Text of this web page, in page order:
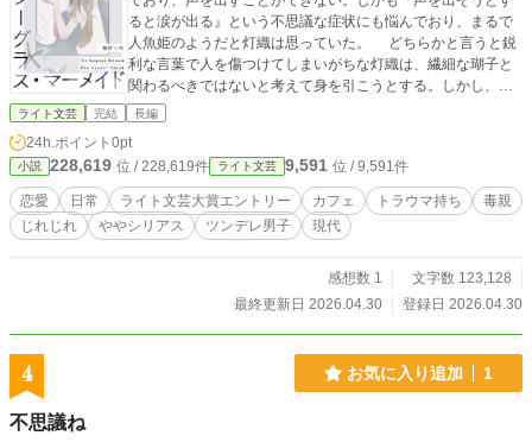
ると涙が出る』という不思議な症状にも悩んでおり、まるで
人魚姫のようだと灯織は思っていた。 どちらかと言うと鋭
利な言葉で人を傷つけてしまいがちな灯織は、繊細な瑚子と
関わるべきではないと考えて身を引こうとする。しかし、瑚
子の内面や事情を知っていくにつれ、彼女が流す涙に閉じ込
方で、灯織もまた、自分自身の家庭に問題とトラウマを抱え
ており……。 ガラス片のように鋭利な心の角を丸めて宝石
になろうとした二人が、愛を手放し、泡になるまでのお話。
ライト文芸 完結 長編
24h.ポイント 0pt
小説 228,619 位 / 228,619件 ライト文芸 9,591 位 / 9,591件
恋愛 日常 ライト文芸大賞エントリー カフェ トラウマ持ち
毒親
じれじれ
ややシリアス ツンデレ男子 現代
感想数 1
文字数 123,128
最終更新日 2026.04.30
登録日 2026.04.30
4 お気に入り追加 1
不思議ね